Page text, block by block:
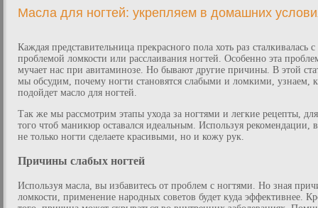
Масла для ногтей: укрепляем в домашних
Каждая представительница прекрасного пола хоть раз сталкивалась с
проблемой ломкости или расслаивания ногтей. Особенно эта
мучает нас при авитаминозе. Но бывают другие причины. В этой
мы обсудим, почему ногти становятся слабыми и ломкими, узнаем,
подойдет масло для ногтей.
Так же мы рассмотрим этапы ухода за ногтями и легкие рецепты, для
того чтоб маникюр оставался идеальным. Используя рекомендации,
не только ногти сделаете красивыми, но и кожу рук.
Причины слабых ногтей
Используя масла, вы избавитесь от проблем с ногтями. Но зная
ломкости, применение народных советов будет куда эффективнее.